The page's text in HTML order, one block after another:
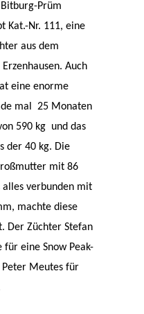
Prüm
Kat.-Nr. 111, eine
aus dem
Auch
eine enorme
mal 25 Monaten
590 kg und das
der 40 kg. Die
mit 86
alles verbunden mit
machte diese
Der Züchter Stefan
eine Snow Peak-
Peter Meutes für